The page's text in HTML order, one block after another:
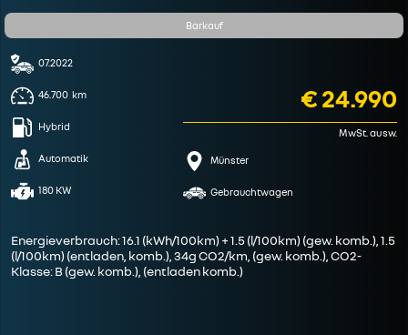
Barkauf
07.2022
46.700 km
Hybrid
Automatik
180 KW
€ 24.990
MwSt. ausw.
Münster
Gebrauchtwagen
Energieverbrauch: 16.1 (kWh/100km) + 1.5 (l/100km) (gew. komb.), 1.5
(l/100km) (entladen, komb.), 34g CO2/km, (gew. komb.), CO2-
Klasse: B (gew. komb.), (entladen komb.)